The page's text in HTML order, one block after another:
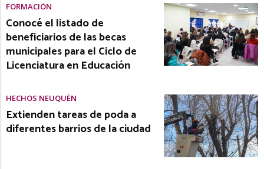
FORMACIÓN
Conocé el listado de
beneficiarios de las becas
municipales para el Ciclo de
Licenciatura en Educación
HECHOS NEUQUÉN
Extienden tareas de poda a
diferentes barrios de la ciudad